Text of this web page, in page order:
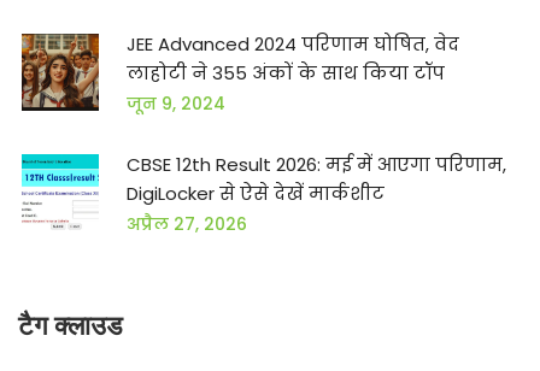
JEE Advanced 2024 परिणाम घोषित, वेद
लाहोटी ने 355 अंकों के साथ किया टॉप
जून 9, 2024
CBSE 12th Result 2026: मई में आएगा परिणाम,
DigiLocker से ऐसे देखें मार्कशीट
अप्रैल 27, 2026
टैग क्लाउड